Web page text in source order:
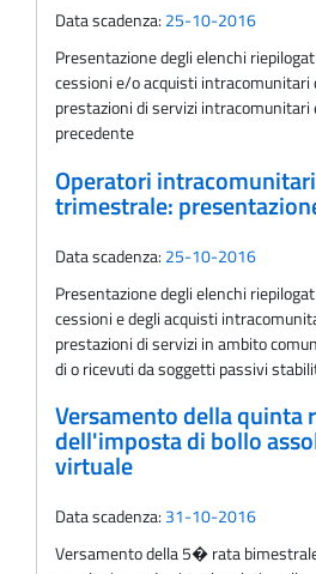
Data scadenza: 25-10-2016
Presentazione degli elenchi
cessioni e/o acquisti
prestazioni di servizi
precedente
Operatori
trimestrale:
Data scadenza: 25-10-2016
Presentazione degli elenchi
cessioni e degli acquisti
prestazioni di servizi in ambito
di o ricevuti da soggetti passivi
Versamento della quinta
dell'imposta di bollo
virtuale
Data scadenza: 31-10-2016
Versamento della 5� rata